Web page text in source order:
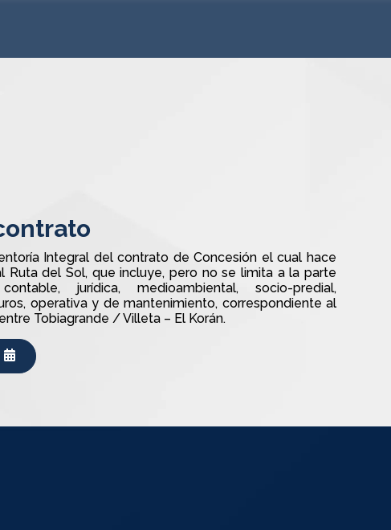
Integral del contrato de Concesión el cual hace
Ruta del Sol, que incluye, pero no se limita a la parte
jurídica, medioambiental, socio-predial,
operativa y de mantenimiento, correspondiente al
Tobiagrande / Villeta – El Korán.